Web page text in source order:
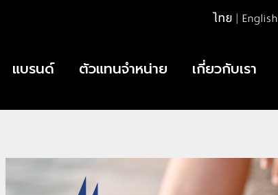
ไทย | English
แบรนด์ ตัวแทนจำหน่าย เกี่ยวกับเรา